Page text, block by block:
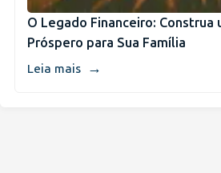
O Legado Financeiro: Construa
Próspero para Sua Família
Leia mais →